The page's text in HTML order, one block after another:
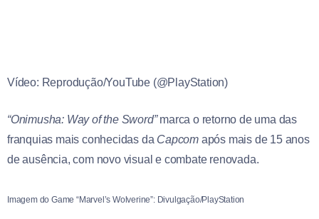
Vídeo: Reprodução/YouTube (@PlayStation)
“Onimusha: Way of the Sword”marca o retorno de uma das
franquias mais conhecidas da Capcom após mais de 15 anos
de ausência, com novo visual e combate renovada.
Imagem do Game “Marvel’s Wolverine”: Divulgação/PlayStation